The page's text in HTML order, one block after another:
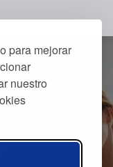
para mejorar
nuestro